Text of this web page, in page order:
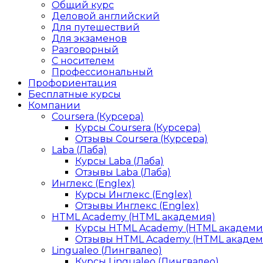
Общий курс
Деловой английский
Для путешествий
Для экзаменов
Разговорный
С носителем
Профессиональный
Профориентация
Бесплатные курсы
Компании
Coursera (Курсера)
Курсы Coursera (Курсера)
Отзывы Coursera (Курсера)
Laba (Лаба)
Курсы Laba (Лаба)
Отзывы Laba (Лаба)
Инглекс (Englex)
Курсы Инглекс (Englex)
Отзывы Инглекс (Englex)
HTML Academy (HTML академия)
Курсы HTML Academy (HTML
Отзывы HTML Academy (HTML
Lingualeo (Лингвалео)